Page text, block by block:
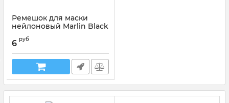
Ремешок для маски
нейлоновый Marlin Black
Артикул:
6 руб